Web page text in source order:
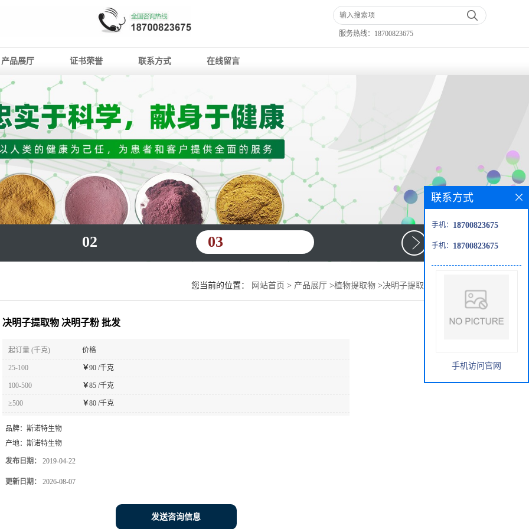
服务热线： 18700823675
产品展厅 证书荣誉 联系方式 在线留言
02 03
您当前的位置： 网站首页 > 产品展厅 >植物提取物 >决明子提取物 决明子粉 批发
决明子提取物 决明子粉 批发
起订量 (千克) 价格
25-100 ￥90 /千克
100-500 ￥85 /千克
≥500 ￥80 /千克
品牌： 斯诺特生物
产地： 斯诺特生物
发布日期： 2019-04-22
更新日期： 2026-08-07
发送咨询信息
联系方式
手机： 18700823675
手机： 18700823675
手机访问官网